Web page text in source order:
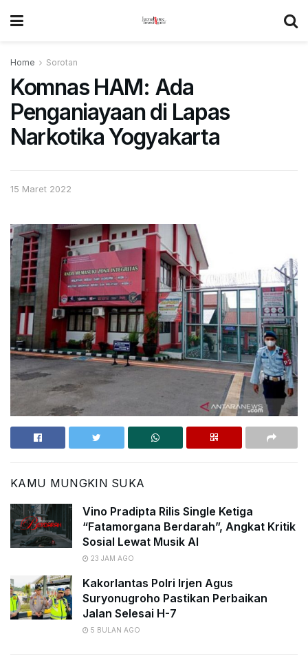
Home Sorotan
Komnas HAM: Ada
Penganiayaan di Lapas
Narkotika Yogyakarta
15 Maret 2022
KAMU MUNGKIN SUKA
Vino Pradipta Rilis Single Ketiga
“Fatamorgana Berdarah”, Angkat Kritik
Sosial Lewat Musik AI
23 JAM AGO
Kakorlantas Polri Irjen Agus
Suryonugroho Pastikan Perbaikan
Jalan Selesai H-7
5 BULAN AGO